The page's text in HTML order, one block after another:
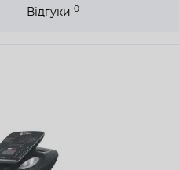
Відгуки 0